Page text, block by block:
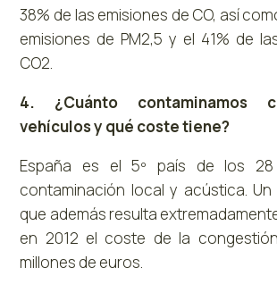
38% de las emisiones de CO, así
emisiones de PM2,5 y el 41% de
CO2.
4. ¿Cuánto contaminamos
vehículos y qué coste tiene?
España es el 5º país de los
contaminación local y acústica.
que además resulta
en 2012 el coste de la
millones de euros.